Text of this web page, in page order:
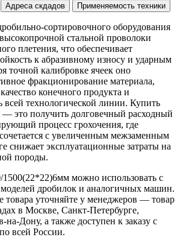
Адреса скдадов Применяемость техники
сортировочного оборудования
стальной проволоки
плетения, что обеспечивает
к абразивному износу и ударным
точной калибровке ячеек оно
фракционирование материала,
конечного продукта и
всей технологической линии. Купить
— это получить долговечный расходный
процесс грохочения, где
с увеличенным межзаменным
снижает эксплуатационные затраты на
породы.
1500(22*22)6мм можно использовать с
дробилок и аналогичных машин.
товара уточняйте у менеджеров — товар
в Москве, Санкт-Петербурге,
на-Дону, а также доступен к заказу с
всей России.